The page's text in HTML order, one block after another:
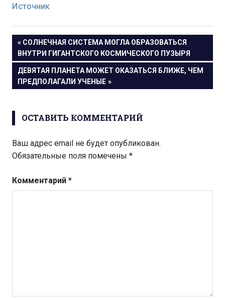
Источник
Навигация
по
записям
ПРЕДЫДУЩАЯ
ЗАПИСЬ:
СОЛНЕЧНАЯ СИСТЕМА МОГЛА ОБРАЗОВАТЬСЯ
ВНУТРИ ГИГАНТСКОГО КОСМИЧЕСКОГО ПУЗЫРЯ
СЛЕДУЮЩАЯ
ЗАПИСЬ:
ДЕВЯТАЯ ПЛАНЕТА МОЖЕТ ОКАЗАТЬСЯ БЛИЖЕ, ЧЕМ
ПРЕДПОЛАГАЛИ УЧЕНЫЕ
ОСТАВИТЬ КОММЕНТАРИЙ
Ваш адрес email не будет опубликован.
Обязательные поля помечены *
Комментарий *